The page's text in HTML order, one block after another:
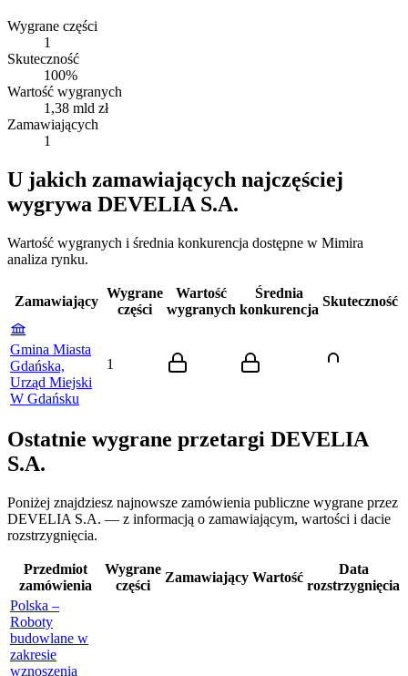
Wygrane części
1
Skuteczność
100%
Wartość wygranych
1,38 mld zł
Zamawiających
1
U jakich zamawiających najczęściej
wygrywa DEVELIA S.A.
Wartość wygranych i średnia konkurencja dostępne w Mimira
analiza rynku.
Zamawiający
Wygrane
części
Wartość
wygranych
Średnia
konkurencja
Skuteczność
Gmina Miasta
Gdańska,
Urząd Miejski
W Gdańsku
1
Ostatnie wygrane przetargi DEVELIA
S.A.
Poniżej znajdziesz najnowsze zamówienia publiczne wygrane przez
DEVELIA S.A. — z informacją o zamawiającym, wartości i dacie
rozstrzygnięcia.
Przedmiot
zamówienia
Wygrane
części
Zamawiający Wartość
Data
rozstrzygnięcia
Polska –
Roboty
budowlane w
zakresie
wznoszenia